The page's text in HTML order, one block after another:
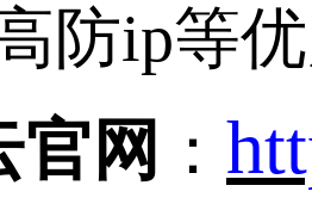
防ip等
官网 ：